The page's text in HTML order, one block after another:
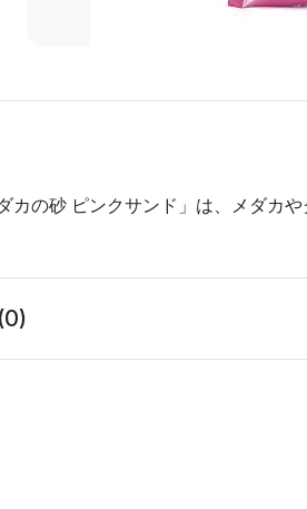
カの砂 ピンクサンド」は、メダカ